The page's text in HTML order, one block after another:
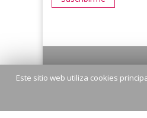
Este sitio web utiliza cookies